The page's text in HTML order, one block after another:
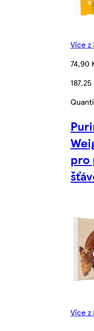
Více
74,90
pro
Více